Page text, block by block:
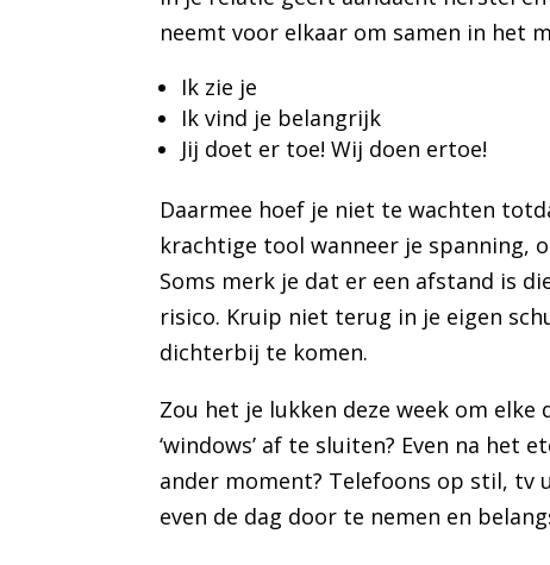
neemt voor elkaar om samen in het
Ik zie je
Ik vind je belangrijk
Jij doet er toe! Wij doen ertoe!
Daarmee hoef je niet te wachten
krachtige tool wanneer je spanning,
Soms merk je dat er een afstand is
risico. Kruip niet terug in je eigen
dichterbij te komen.
Zou het je lukken deze week om
‘windows’ af te sluiten? Even na het
ander moment? Telefoons op stil, tv
even de dag door te nemen en